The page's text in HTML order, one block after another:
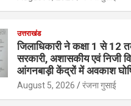
उत्तराखंड
जिलाधिकारी ने कक्षा 1 से 12
सरकारी, अशासकीय एवं निजी
आंगनबाड़ी केंद्रों में अवकाश
August 5, 2026 रंजना गुसाई